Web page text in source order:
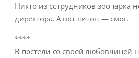
Никто из сотрудников зоопарка
директора. А вот питон — смог.
****
В постели со своей любовницей